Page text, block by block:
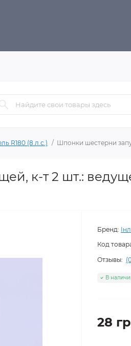
R180 (8 л.с.) Шпонки шестерни
к-т 2 шт.:
Бренд:
Код
Отзывы:
В
28